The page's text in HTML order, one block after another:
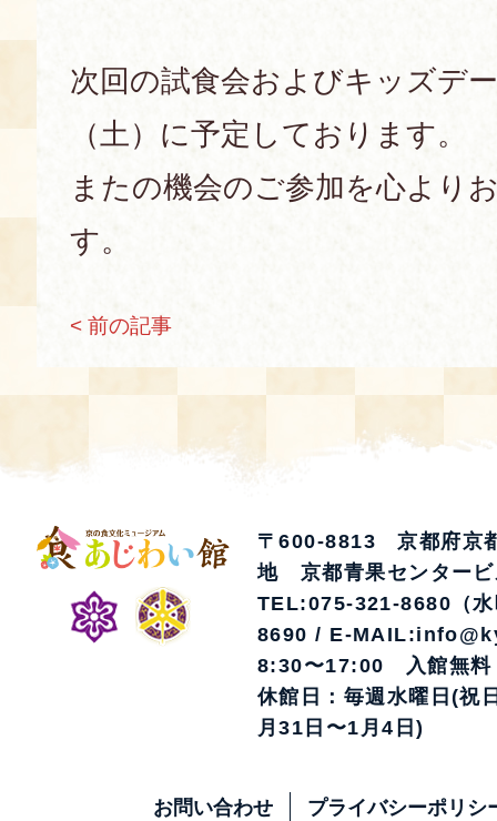
あじわい館弁当
次回の試食会およびキッズデ
（土）に予定しております。
またの機会のご参加を心より
す。
< 前の記事
〒600-8813 京都府京
地 京都青果センタービ
TEL:075-321-8680（
8690 / E-
8:30〜17:00 入館無料
休館日：毎週水曜日(祝
月31日〜1月4日)
お問い合わせ プライバシーポリシ